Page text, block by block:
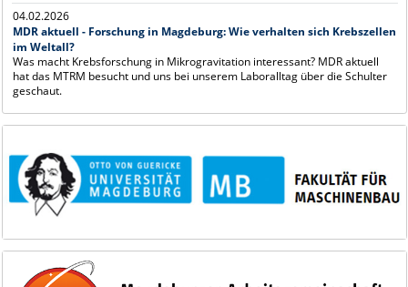
04.02.2026
MDR aktuell - Forschung in Magdeburg: Wie verhalten sich Krebszellen
im Weltall?
Was macht Krebsforschung in Mikrogravitation interessant? MDR aktuell
hat das MTRM besucht und uns bei unserem Laboralltag über die Schulter
geschaut.